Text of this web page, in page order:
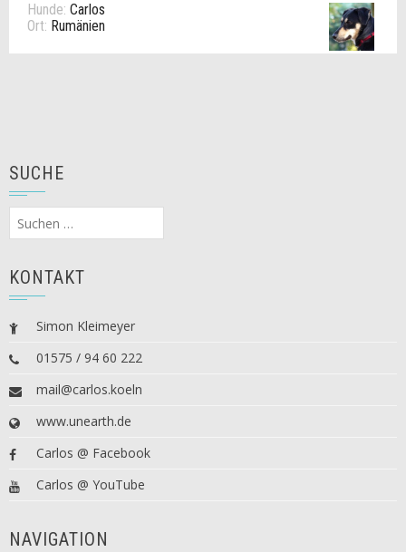
Hunde: Carlos
Ort: Rumänien
SUCHE
Suchen
nach:
KONTAKT
Simon Kleimeyer
01575 / 94 60 222
mail@carlos.koeln
www.unearth.de
Carlos @ Facebook
Carlos @ YouTube
NAVIGATION